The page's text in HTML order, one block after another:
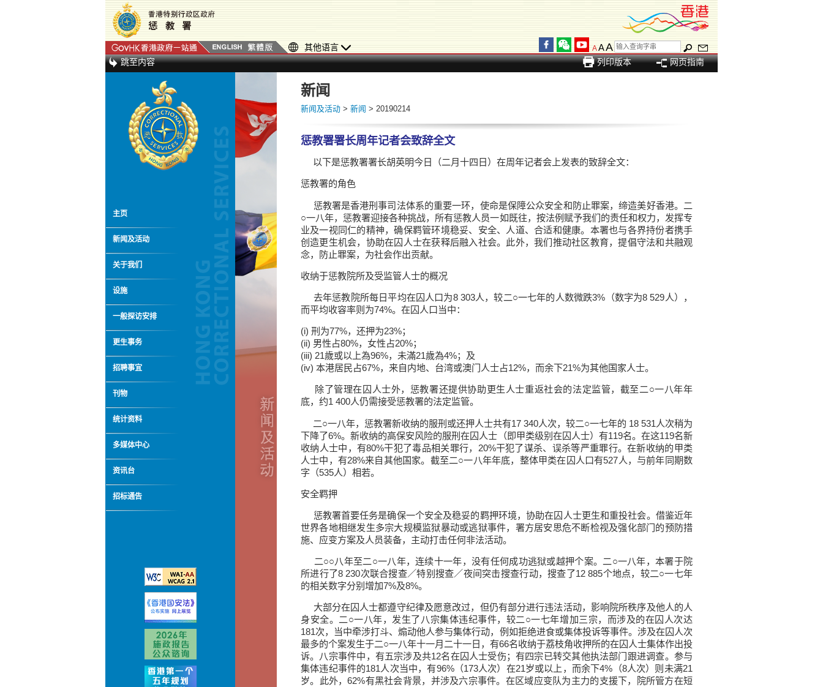
其他语言 AAA
跳至内容 列印版本 网页指南
主页
新闻及活动
关于我们
设施
一般探访安排
更生事务
招聘事宜
刊物
统计资料
多媒体中心
资讯台
招标通告
新闻
新闻及活动 > 新闻 > 20190214
惩教署署长周年记者会致辞全文
以下是惩教署署长胡英明今日（二月十四日）在周年记者会上发表的致辞全文：
惩教署的角色
惩教署是香港刑事司法体系的重要一环，使命是保障公众安全和防止罪案，缔造美好香港。二
○一八年，惩教署迎接各种挑战，所有惩教人员一如既往，按法例赋予我们的责任和权力，发挥专
业及一视同仁的精神，确保羁管环境稳妥、安全、人道、合适和健康。本署也与各界持份者携手
创造更生机会，协助在囚人士在获释后融入社会。此外，我们推动社区教育，提倡守法和共融观
念，防止罪案，为社会作出贡献。
收纳于惩教院所及受监管人士的概况
去年惩教院所每日平均在囚人口为8 303人，较二○一七年的人数微跌3%（数字为8 529人），
而平均收容率则为74%。在囚人口当中：
(i) 刑为77%，还押为23%；
(ii) 男性占80%，女性占20%；
(iii) 21歲或以上為96%，未滿21歲為4%；及
(iv) 本港居民占67%，来自内地、台湾或澳门人士占12%，而余下21%为其他国家人士。
除了管理在囚人士外，惩教署还提供协助更生人士重返社会的法定监管，截至二○一八年年
底，约1 400人仍需接受惩教署的法定监管。
二○一八年，惩教署新收纳的服刑或还押人士共有17 340人次，较二○一七年的 18 531人次稍为
下降了6%。新收纳的高保安风险的服刑在囚人士（即甲类级别在囚人士）有119名。在这119名新
收纳人士中，有80%干犯了毒品相关罪行，20%干犯了谋杀、误杀等严重罪行。在新收纳的甲类
人士中，有28%来自其他国家。截至二○一八年年底，整体甲类在囚人口有527人，与前年同期数
字（535人）相若。
安全羁押
惩教署首要任务是确保一个安全及稳妥的羁押环境，协助在囚人士更生和重投社会。借鉴近年
世界各地相继发生多宗大规模监狱暴动或逃狱事件，署方居安思危不断检视及强化部门的预防措
施、应变方案及人员装备，主动打击任何非法活动。
二○○八年至二○一八年，连续十一年，没有任何成功逃狱或越押个案。二○一八年，本署于院
所进行了8 230次联合搜查／特别搜查／夜间突击搜查行动，搜查了12 885个地点，较二○一七年
的相关数字分别增加7%及8%。
大部分在囚人士都遵守纪律及愿意改过，但仍有部分进行违法活动，影响院所秩序及他人的人
身安全。二○一八年，发生了八宗集体违纪事件，较二○一七年增加三宗，而涉及的在囚人次达
181次，当中牵涉打斗、煽动他人参与集体行动，例如拒绝进食或集体投诉等事件。涉及在囚人次
最多的个案发生于二○一八年十一月二十一日，有66名收纳于荔枝角收押所的在囚人士集体作出投
诉。八宗事件中，有五宗涉及共12名在囚人士受伤；有四宗已转交其他执法部门跟进调查。参与
集体违纪事件的181人次当中，有96%（173人次）在21岁或以上，而余下4%（8人次）则未满21
岁。此外，62%有黑社会背景，并涉及六宗事件。在区域应变队为主力的支援下，院所管方在短